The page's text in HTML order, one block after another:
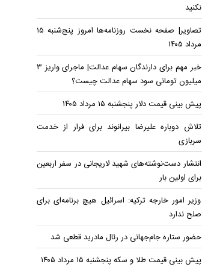
نکنید
تصاویر| صفحه نخست روزنامه‌ها امروز پنج‌شنبه ۱۵
مرداد ۱۴۰۵
خبر مهم برای دارندگان سهام عدالت| ماجرای واریز ۳
میلیون تومانی سود سهام عدالت چیست؟
پیش ‌بینی قیمت دلار پنجشنبه ۱۵ مرداد ۱۴۰۵
تلاش دوباره علیرضا بیرانوند برای فرار از خدمت
سربازی
انتشار دست‌نوشته‌های شهید لاریجانی در سفر اربعین
برای اولین بار
وزیر امور خارجه ترکیه: اسرائیل هیچ برنامه‌ای برای
صلح ندارد
حضور ستاره جام‌جهانی در رئال مادرید قطعی شد
پیش بینی قیمت طلا و سکه پنجشنبه ۱۵ مرداد ۱۴۰۵